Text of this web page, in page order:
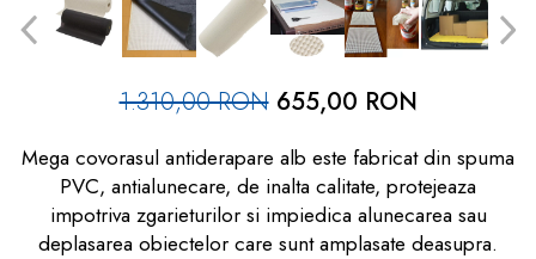
dopuri de urechi
Produse îngrijire copii
Igiena copii1.310,00 RON 655,00 RON
Mega covorasul antiderapare alb este fabricat din spuma
PVC, antialunecare, de inalta calitate, protejeaza
impotriva zgarieturilor si impiedica alunecarea sau
deplasarea obiectelor care sunt amplasate deasupra.